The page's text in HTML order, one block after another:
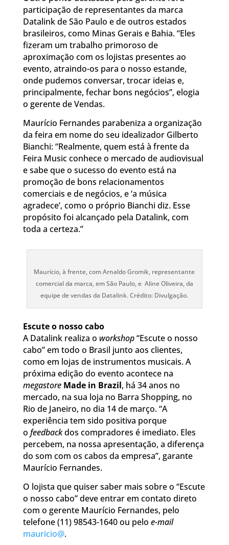
participação de representantes da marca
Datalink de São Paulo e de outros estados
brasileiros, como Minas Gerais e Bahia. “Eles
fizeram um trabalho primoroso de
aproximação com os lojistas presentes ao
evento, atraindo-os para o nosso estande,
onde pudemos conversar, trocar ideias e,
principalmente, fechar bons negócios”, elogia
o gerente de Vendas.
Maurício Fernandes parabeniza a organização
da feira em nome do seu idealizador Gilberto
Bianchi: “Realmente, quem está à frente da
Feira Music conhece o mercado de audiovisual
e sabe que o sucesso do evento está na
promoção de bons relacionamentos
comerciais e de negócios, e ‘a música
agradece’, como o próprio Bianchi diz. Esse
propósito foi alcançado pela Datalink, com
toda a certeza.”
Maurício, à frente, com Arnaldo Gromik, representante
comercial da marca, em São Paulo, e Aline Oliveira, da
equipe de vendas da Datalink. Crédito: Divulgação.
Escute o nosso cabo
A Datalink realiza o workshop“Escute o nosso
cabo” em todo o Brasil junto aos clientes,
como em lojas de instrumentos musicais. A
próxima edição do evento acontece na
megastore Made in Brazil, há 34 anos no
mercado, na sua loja no Barra Shopping, no
Rio de Janeiro, no dia 14 de março. “A
experiência tem sido positiva porque
o feedbackdos compradores é imediato. Eles
percebem, na nossa apresentação, a diferença
do som com os cabos da empresa”, garante
Maurício Fernandes.
O lojista que quiser saber mais sobre o “Escute
o nosso cabo” deve entrar em contato direto
com o gerente Maurício Fernandes, pelo
telefone (11) 98543-1640 ou pelo e-mail
mauricio@.